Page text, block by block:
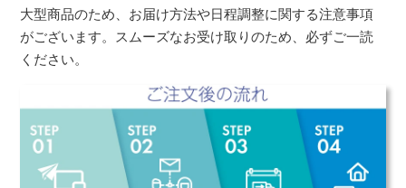
大型商品のため、お届け方法や日程調整に関する注意事項
がございます。スムーズなお受け取りのため、必ずご一読
ください。